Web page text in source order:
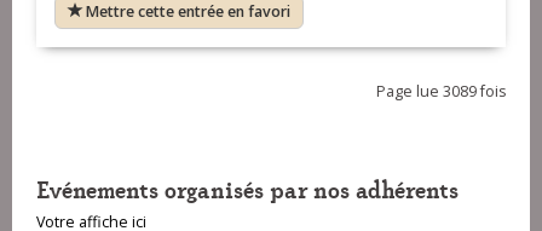
Mettre cette entrée en favori
Page lue 3089 fois
Evénements organisés par nos adhérents
Votre affiche ici